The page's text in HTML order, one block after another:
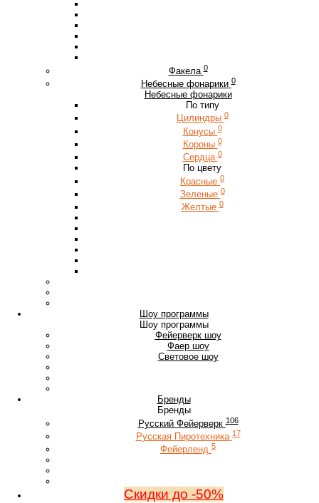
Факела 0
Небесные фонарики 0
Небесные фонарики
По типу
Цилиндры 0
Конусы 0
Короны 0
Сердца 0
По цвету
Красные 0
Зеленые 0
Желтые 0
Шоу программы
Шоу программы
Фейерверк шоу
Фаер шоу
Световое шоу
Бренды
Бренды
Русский Фейерверк 106
Русская Пиротехника 17
Фейерленд 5
Скидки до -50%